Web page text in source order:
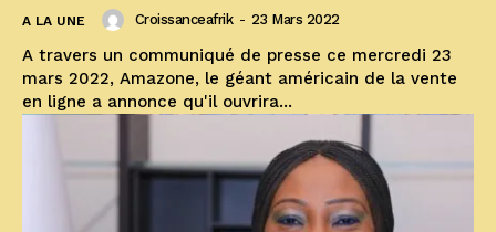
A LA UNE Croissanceafrik - 23 Mars 2022
A travers un communiqué de presse ce mercredi 23
mars 2022, Amazone, le géant américain de la vente
en ligne a annonce qu'il ouvrira...